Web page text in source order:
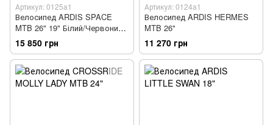
Артикул: 0125a1
Велосипед ARDIS SPACE
MTB 26" 19" Білий/Червоний
(0125a1)
15 850 грн
Артикул: 0124a1
Велосипед ARDIS HERMES
MTB 26"
11 270 грн